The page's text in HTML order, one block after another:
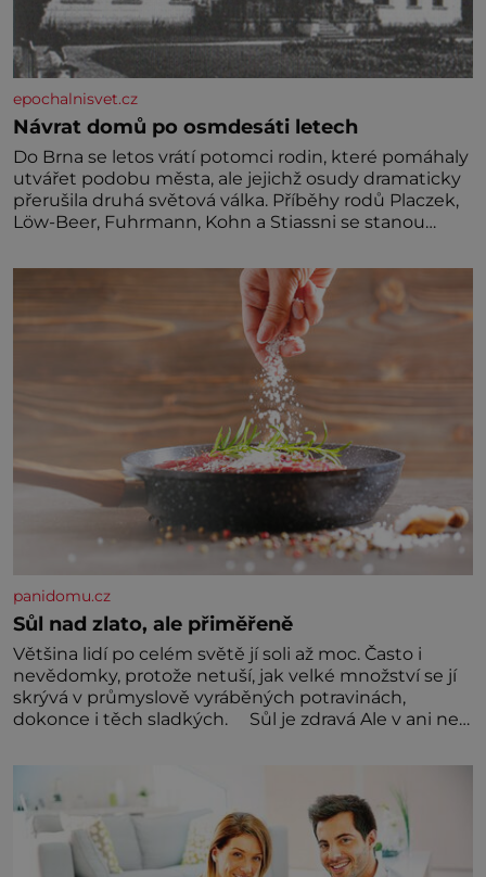
epochalnisvet.cz
Návrat domů po osmdesáti letech
Do Brna se letos vrátí potomci rodin, které pomáhaly
utvářet podobu města, ale jejichž osudy dramaticky
přerušila druhá světová válka. Příběhy rodů Placzek,
Löw-Beer, Fuhrmann, Kohn a Stiassni se stanou
židovské kultury ŠTETL FEST 2026. Některé návraty
nejsou jednoduché. Místa, která si člověk pamatuje z
rodinných vyprávění, už dávno
panidomu.cz
Sůl nad zlato, ale přiměřeně
Většina lidí po celém světě jí soli až moc. Často i
nevědomky, protože netuší, jak velké množství se jí
skrývá v průmyslově vyráběných potravinách,
dokonce i těch sladkých. Sůl je zdravá Ale v ani ne
běžné. Její základní složky– sodík a chlór – jsou